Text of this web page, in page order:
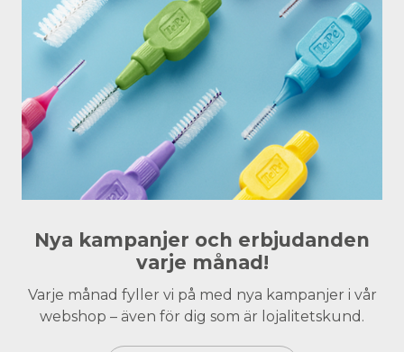
Nya kampanjer och erbjudanden
varje månad!
Varje månad fyller vi på med nya kampanjer i vår
webshop – även för dig som är lojalitetskund.